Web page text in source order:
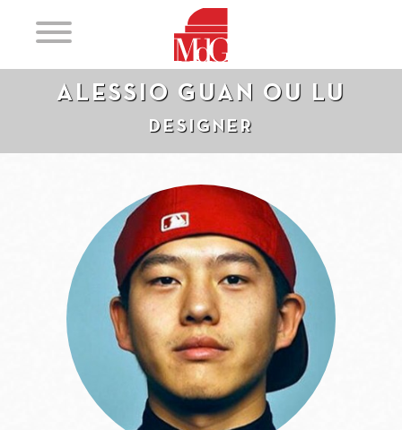
ALESSIO GUAN OU LU
DESIGNER